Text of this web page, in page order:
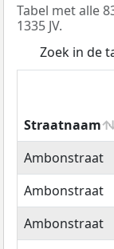
Tabel met alle
1335 JV.
Zoek in de
Straatnaam
Straatnaam
Ambonstraat
Ambonstraat
Ambonstraat